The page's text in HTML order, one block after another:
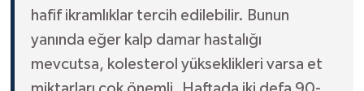
hafif ikramlıklar tercih edilebilir. Bunun
yanında eğer kalp damar hastalığı
mevcutsa, kolesterol yükseklikleri varsa et